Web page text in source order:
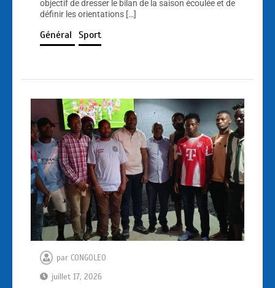
objectif de dresser le bilan de la saison écoulée et de
définir les orientations […]
Général Sport
par CONGOLEO
juillet 17, 2026